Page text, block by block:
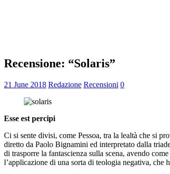
Recensione: “Solaris”
21 June 2018 Redazione Recensioni 0
Esse est percipi
Ci si sente divisi, come Pessoa, tra la lealtà che si
diretto da Paolo Bignamini ed interpretato dalla
di trasporre la fantascienza sulla scena, avendo
l’applicazione di una sorta di teologia negativa, che